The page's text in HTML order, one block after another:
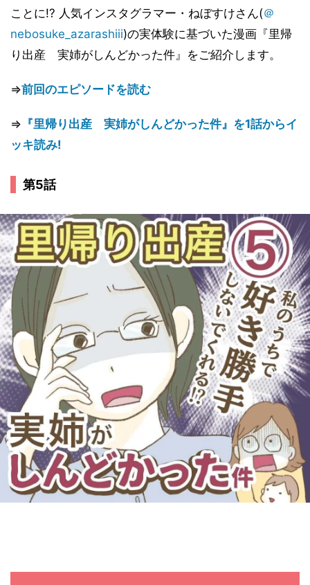
ことに!? 人気インスタグラマー・ねぼすけさん(＠
nebosuke_azarashiii)の実体験に基づいた漫画『里帰
り出産 実姉がしんどかった件』をご紹介します。
⇒前回のエピソードを読む
⇒ 『里帰り出産 実姉がしんどかった件』を1話からイ
ッキ読み!
第5話